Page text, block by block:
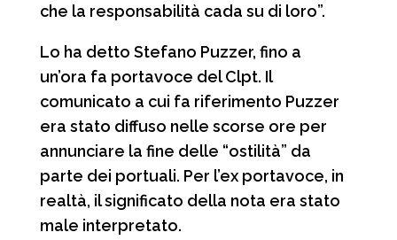
i
che la responsabilità cada su di loro”.
Lo ha detto Stefano Puzzer, fino a
un’ora fa portavoce del Clpt. Il
comunicato a cui fa riferimento Puzzer
era stato diffuso nelle scorse ore per
annunciare la fine delle “ostilità” da
parte dei portuali. Per l’ex portavoce, in
realtà, il significato della nota era stato
male interpretato.